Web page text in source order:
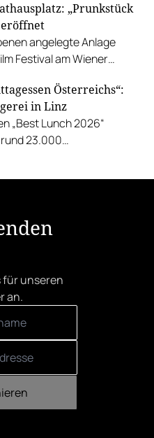
in der Riederalm
„Prunkstück
eröffnet
angelegte Anlage
Festival am Wiener
und Österreichs“:
in Linz
„Best Lunch 2026“
23.000
für unseren
an.